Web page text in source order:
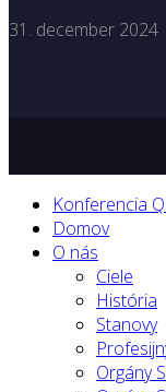
31. december 2024
Konferencia
Domov
O nás
Ciele
História
Stanovy
Orgány